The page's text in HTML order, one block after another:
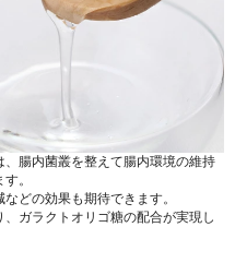
腸内菌叢を整えて腸内環境の維持
。
どの効果も期待できます。
ガラクトオリゴ糖の配合が実現し